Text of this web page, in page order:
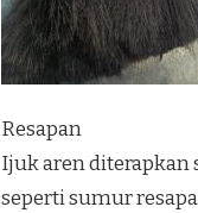
Resapan
Ijuk aren diterapkan
seperti sumur